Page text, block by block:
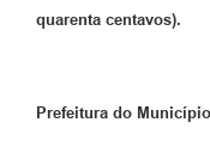
quarenta centavos).
Prefeitura do Muni